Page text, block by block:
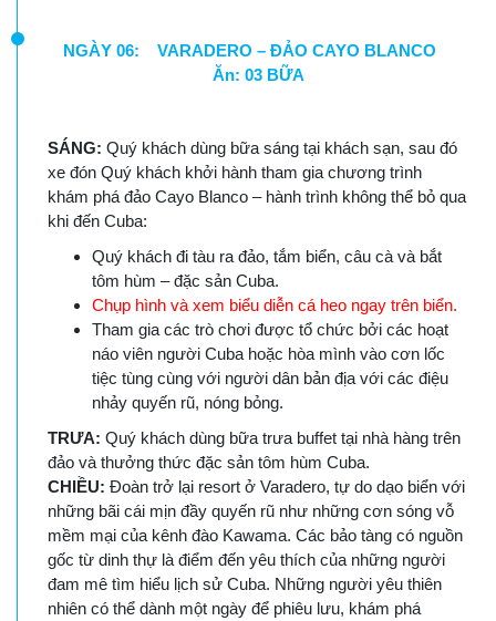
NGÀY 06: VARADERO – ĐẢO CAYO BLANCO
Ăn: 03 BỮA
SÁNG: Quý khách dùng bữa sáng tại khách sạn, sau đó
xe đón Quý khách khởi hành tham gia chương trình
khám phá đảo Cayo Blanco – hành trình không thể bỏ qua
khi đến Cuba:
Quý khách đi tàu ra đảo, tắm biển, câu cà và bắt
tôm hùm – đặc sản Cuba.
Chụp hình và xem biểu diễn cá heo ngay trên biển.
Tham gia các trò chơi được tổ chức bởi các hoạt
náo viên người Cuba hoặc hòa mình vào cơn lốc
tiệc tùng cùng với người dân bản địa với các điệu
nhảy quyến rũ, nóng bỏng.
TRƯA: Quý khách dùng bữa trưa buffet tại nhà hàng trên
đảo và thưởng thức đặc sản tôm hùm Cuba.
CHIỀU: Đoàn trở lại resort ở Varadero, tự do dạo biển với
những bãi cái mịn đầy quyến rũ như những cơn sóng vỗ
mềm mại của kênh đào Kawama. Các bảo tàng có nguồn
gốc từ dinh thự là điểm đến yêu thích của những người
đam mê tìm hiểu lịch sử Cuba. Những người yêu thiên
nhiên có thể dành một ngày để phiêu lưu, khám phá